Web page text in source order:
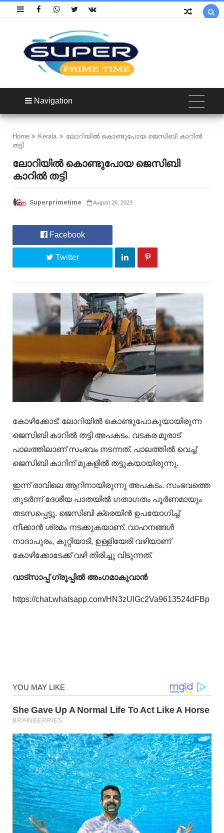

Navigation
Home Kerala
ലോറിയിൽ കൊണ്ടുപോയ ജെസിബി കാറിൽ
തട്ടി
ലോറിയിൽ കൊണ്ടുപോയ ജെസിബി
കാറിൽ തട്ടി
Superprimetime August 26, 2023
Facebook
Twitter
കോഴിക്കോട്: ലോറിയിൽ കൊണ്ടുപോകുയായിരുന്ന
ജെസിബി കാറിൽ തട്ടി അപകടം. വടകര മൂരാട്
പാലത്തിലാണ് സംഭവം നടന്നത്. പാലത്തിൽ വെച്ച്
ജെസിബി കാറിന് മുകളിൽ തട്ടുകയായിരുന്നു.
ഇന്ന് രാവിലെ ആറിനായിരുന്നു അപകടം. സംഭവത്തെ
തുടർന്ന് ദേശീയ പാതയിൽ ഗതാഗതം പൂർണമായും
തടസപ്പെട്ടു. ജെസിബി ക്രെയിൻ ഉപയോഗിച്ച്
നീക്കാൻ ശ്രമം നടക്കുകയാണ്. വാഹനങ്ങൾ
നാദാപുരം, കുറ്റിയാടി, ഉള്ളിയേരി വഴിയാണ്
കോഴിക്കോടേക്ക് വഴി തിരിച്ചു വിടുന്നത്.
വാട്‌സാപ്പ് ഗ്രൂപ്പിൽ അംഗമാകുവാൻ
https://chat.whatsapp.com/HN3zUlGc2Va9613524dFBp